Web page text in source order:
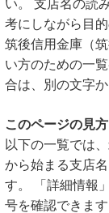
い。 支店名の読
考にしながら目
筑後信用金庫（
い方のための一
合は、別の文字
このページの見方
以下の一覧では
から始まる支店
す。 「詳細情報
号を確認できます